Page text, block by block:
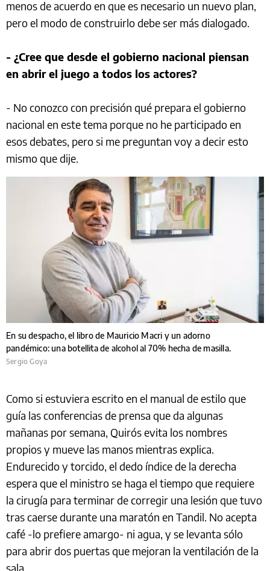
menos de acuerdo en que es necesario un nuevo plan,
pero el modo de construirlo debe ser más dialogado.
- ¿Cree que desde el gobierno nacional piensan
en abrir el juego a todos los actores?
- No conozco con precisión qué prepara el gobierno
nacional en este tema porque no he participado en
esos debates, pero si me preguntan voy a decir esto
mismo que dije.
En su despacho, el libro de Mauricio Macri y un adorno
pandémico: una botellita de alcohol al 70% hecha de masilla.
Sergio Goya
Como si estuviera escrito en el manual de estilo que
guía las conferencias de prensa que da algunas
mañanas por semana, Quirós evita los nombres
propios y mueve las manos mientras explica.
Endurecido y torcido, el dedo índice de la derecha
espera que el ministro se haga el tiempo que requiere
la cirugía para terminar de corregir una lesión que tuvo
tras caerse durante una maratón en Tandil. No acepta
café -lo prefiere amargo- ni agua, y se levanta sólo
para abrir dos puertas que mejoran la ventilación de la
sala.